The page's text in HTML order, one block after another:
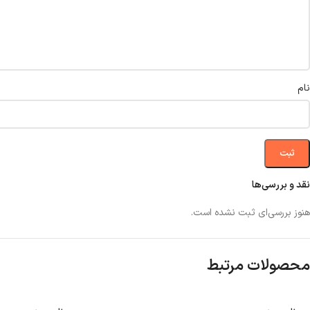
نقد و بررسی‌ها
هنوز بررسی‌ای ثبت نشده است.
نام
محصولات مرتبط